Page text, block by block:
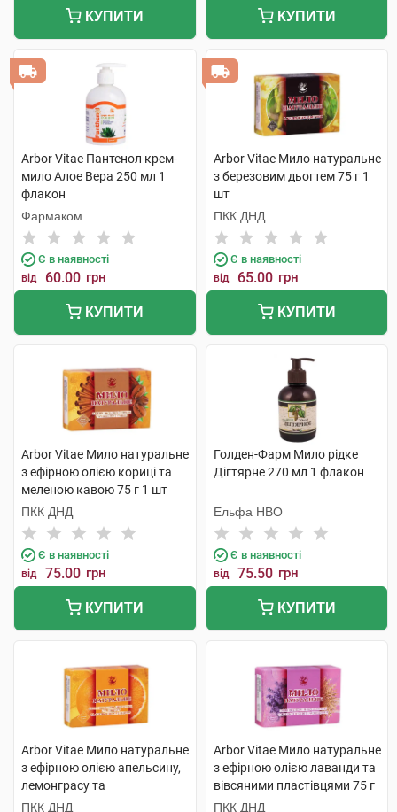
КУПИТИ КУПИТИ
Arbor Vitae Пантенол крем-
мило Алое Вера 250 мл 1
флакон
Фармаком
Є в наявності
від 60.00 грн
КУПИТИ
Arbor Vitae Мило натуральне
з березовим дьогтем 75 г 1
шт
ПКК ДНД
Є в наявності
від 65.00 грн
КУПИТИ
Arbor Vitae Мило натуральне
з ефірною олією кориці та
меленою кавою 75 г 1 шт
ПКК ДНД
Є в наявності
від 75.00 грн
КУПИТИ
Голден-Фарм Мило рідке
Дігтярне 270 мл 1 флакон
Ельфа НВО
Є в наявності
від 75.50 грн
КУПИТИ
Arbor Vitae Мило натуральне
з ефірною олією апельсину,
лемонграсу та
апельсиновою цедрою 75 г 1
ПКК ДНД
Arbor Vitae Мило натуральне
з ефірною олією лаванди та
вівсяними пластівцями 75 г
1 шт
ПКК ДНД